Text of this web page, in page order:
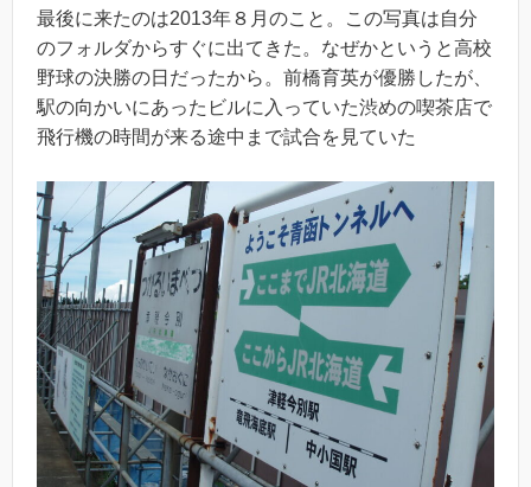
最後に来たのは2013年８月のこと。この写真は自分
のフォルダからすぐに出てきた。なぜかというと高校
野球の決勝の日だったから。前橋育英が優勝したが、
駅の向かいにあったビルに入っていた渋めの喫茶店で
飛行機の時間が来る途中まで試合を見ていた